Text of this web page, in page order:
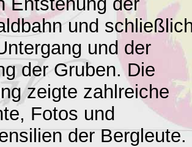
und
und der
der Gruben. Die
zeigte zahlreiche
Fotos und
der Bergleute.